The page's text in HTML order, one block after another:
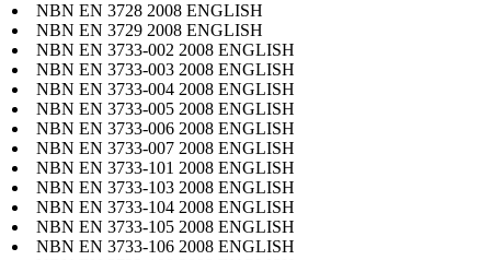
NBN EN 3728 2008 ENGLISH
NBN EN 3729 2008 ENGLISH
NBN EN 3733-002 2008 ENGLISH
NBN EN 3733-003 2008 ENGLISH
NBN EN 3733-004 2008 ENGLISH
NBN EN 3733-005 2008 ENGLISH
NBN EN 3733-006 2008 ENGLISH
NBN EN 3733-007 2008 ENGLISH
NBN EN 3733-101 2008 ENGLISH
NBN EN 3733-103 2008 ENGLISH
NBN EN 3733-104 2008 ENGLISH
NBN EN 3733-105 2008 ENGLISH
NBN EN 3733-106 2008 ENGLISH